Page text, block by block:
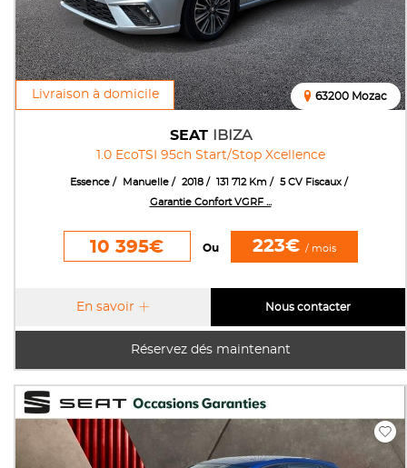
Livraison à domicile
SEAT IBIZA
1.0 EcoTSI 95ch Start/Stop Xcellence
63200 Mozac
Essence Manuelle 2018 131 712 Km
5 CV Fiscaux
Garantie Confort VGRF ...
10 395€ Ou 223€ / mois
Réservez dés maintenant
En savoir Nous contacter